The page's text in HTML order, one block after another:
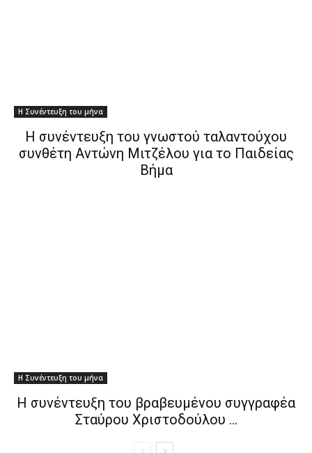
Η Συνέντευξη του μήνα
H συνέντευξη του γνωστού ταλαντούχου
συνθέτη Αντώνη Μιτζέλου για το Παιδείας
Βήμα
Η Συνέντευξη του μήνα
Η συνέντευξη του βραβευμένου συγγραφέα
Σταύρου Χριστοδούλου ...